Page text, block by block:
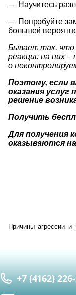
— Научитесь
— Попробуйте
большей
Бывает так, что
реакции на них
о
Поэтому, если
оказания
решение
Получить
Для получения
оказываются
+7 (4162)